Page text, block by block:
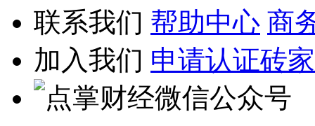
联系我们 帮助中心 商
加入我们 申请认证砖家